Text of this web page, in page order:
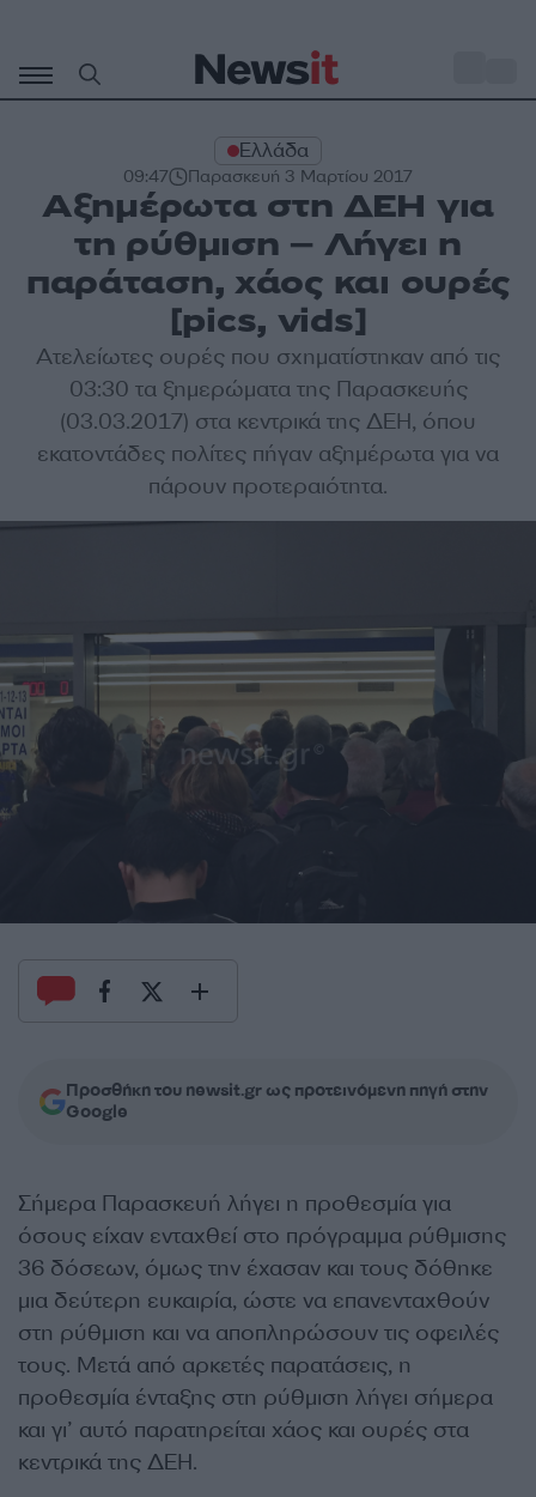
περιεχόμενο
Ελλάδα
09:47 Παρασκευή 3 Μαρτίου 2017
Αξημέρωτα στη ΔΕΗ για
τη ρύθμιση – Λήγει η
παράταση, χάος και ουρές
[pics, vids]
Ατελείωτες ουρές που σχηματίστηκαν από τις
03:30 τα ξημερώματα της Παρασκευής
(03.03.2017) στα κεντρικά της ΔΕΗ, όπου
εκατοντάδες πολίτες πήγαν αξημέρωτα για να
πάρουν προτεραιότητα.
Προσθήκη του newsit.gr ως προτεινόμενη πηγή στην
Google
Σήμερα Παρασκευή λήγει η προθεσμία για
όσους είχαν ενταχθεί στο πρόγραμμα ρύθμισης
36 δόσεων, όμως την έχασαν και τους δόθηκε
μια δεύτερη ευκαιρία, ώστε να επανενταχθούν
στη ρύθμιση και να αποπληρώσουν τις οφειλές
τους. Μετά από αρκετές παρατάσεις, η
προθεσμία ένταξης στη ρύθμιση λήγει σήμερα
και γι’ αυτό παρατηρείται χάος και ουρές στα
κεντρικά της ΔΕΗ.